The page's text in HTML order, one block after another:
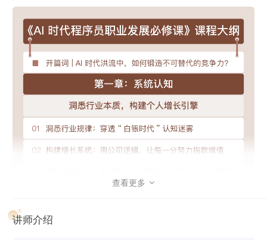
从宏观视角建立对行业波动与技术迭代的深度认知，学会“做
第二章：职业破局
查看更多 
讲师介绍